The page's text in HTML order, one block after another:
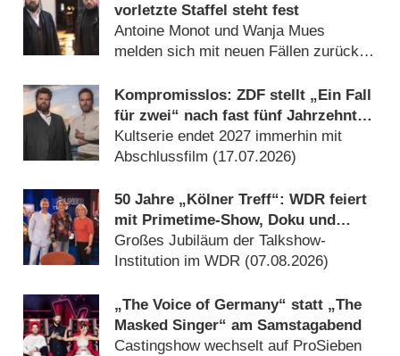
vorletzte Staffel steht fest
Antoine Monot und Wanja Mues
melden sich mit neuen Fällen zurück
Kompromisslos: ZDF stellt „Ein Fall
für zwei“ nach fast fünf Jahrzehnten
ein
Kultserie endet 2027 immerhin mit
Abschlussfilm (17.07.2026)
50 Jahre „Kölner Treff“: WDR feiert
mit Primetime-Show, Doku und
Rückblicken
Großes Jubiläum der Talkshow-
Institution im WDR (07.08.2026)
„The Voice of Germany“ statt „The
Masked Singer“ am Samstagabend
Castingshow wechselt auf ProSieben